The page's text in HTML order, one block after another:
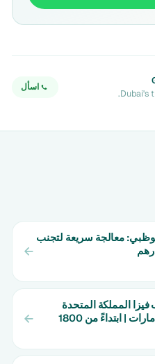
Dubai's
اسأل
معالجة سريعة لتجنب
المملكة المتحدة
السريع للمقيمين في الإمارات | ابتداءً من 1800